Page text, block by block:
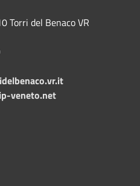
Torri del Benaco VR
veneto.net